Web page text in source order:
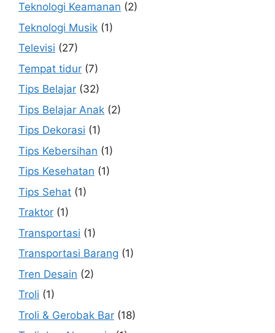
Teknologi Keamanan (2)
Teknologi Musik (1)
Televisi (27)
Tempat tidur (7)
Tips Belajar (32)
Tips Belajar Anak (2)
Tips Dekorasi (1)
Tips Kebersihan (1)
Tips Kesehatan (1)
Tips Sehat (1)
Traktor (1)
Transportasi (1)
Transportasi Barang (1)
Tren Desain (2)
Troli (1)
Troli & Gerobak Bar (18)